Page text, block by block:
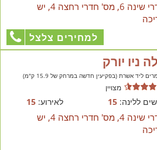
חדרי שינה 6, מס' חדרי רחצה 4, יש
למחירים צלצל
ניו יורק
ליד אשרת (בפקיעין חדשה במרחק של 15.9 ק"מ)
מצויין
ללינה:15 לאירוע:15
חדרי שינה 4, מס' חדרי רחצה 4, יש